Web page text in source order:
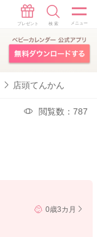
店頭てんかん
閲覧数：787
0歳3カ月